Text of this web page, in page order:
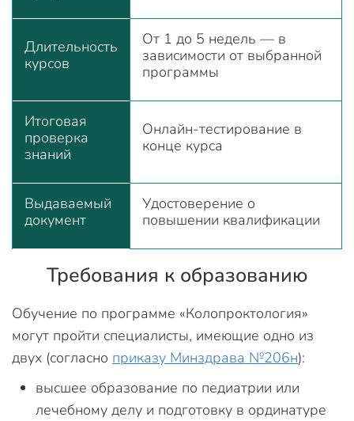
Длительность
курсов
От 1 до 5 недель — в
зависимости от выбранной
программы
Итоговая
проверка
знаний
Онлайн-тестирование в
конце курса
Выдаваемый
документ
Удостоверение о
повышении квалификации
Требования к образованию
Обучение по программе «Колопроктология»
могут пройти специалисты, имеющие одно из
двух (согласно приказу Минздрава №206н):
высшее образование по педиатрии или
лечебному делу и подготовку в ординатуре